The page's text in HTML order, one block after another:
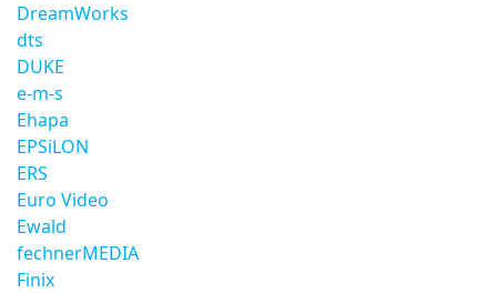
DreamWorks
dts
DUKE
e-m-s
Ehapa
EPSiLON
ERS
Euro Video
Ewald
fechnerMEDIA
Finix